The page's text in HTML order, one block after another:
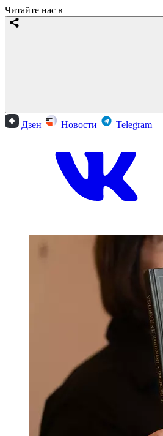
Читайте нас в
Дзен Новости Telegram